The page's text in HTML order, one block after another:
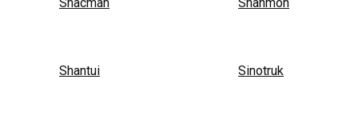
Shantui Sinotruk